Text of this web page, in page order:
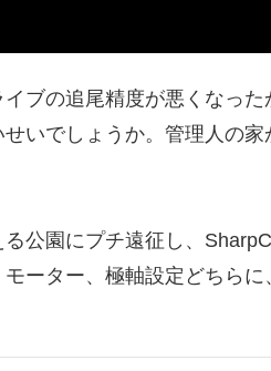
ブの追尾精度が悪くなった
いでしょうか。管理人の
公園にプチ遠征し、
ーター、極軸設定どちら